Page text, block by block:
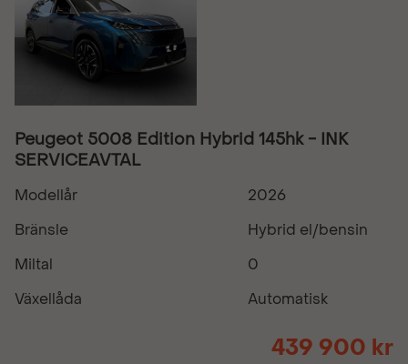
Peugeot 5008 Edition Hybrid 145hk - INK
SERVICEAVTAL
Modellår
2026
Bränsle
Hybrid el/bensin
Miltal
0
Växellåda
Automatisk
439 900 kr